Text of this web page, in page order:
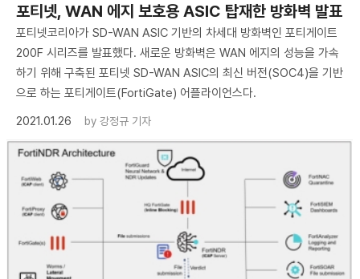
포티넷, WAN 에지 보호용 ASIC 탑재한 방화벽 발표
포티넷코리아가 SD-WAN ASIC 기반의 차세대 방화벽인 포티게이트
200F 시리즈를 발표했다. 새로운 방화벽은 WAN 에지의 성능을 가속
하기 위해 구축된 포티넷 SD-WAN ASIC의 최신 버전(SOC4)을 기반
으로 하는 포티게이트(FortiGate) 어플라이언스다.
2021.01.26
by 강정규 기자